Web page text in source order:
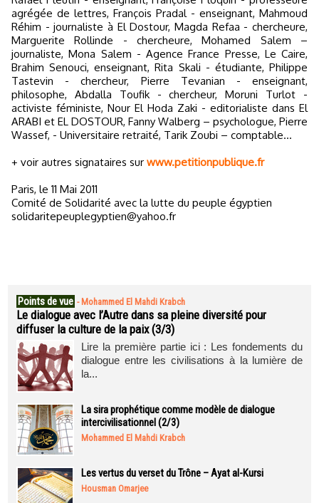
agrégée de lettres, François Pradal - enseignant, Mahmoud
Réhim - journaliste à El Dostour, Magda Refaa - chercheure,
Marguerite Rollinde - chercheure, Mohamed Salem –
journaliste, Mona Salem - Agence France Presse, Le Caire,
Brahim Senouci, enseignant, Rita Skali - étudiante, Philippe
Tastevin - chercheur, Pierre Tevanian - enseignant,
philosophe, Abdalla Toufik - chercheur, Moruni Turlot -
activiste féministe, Nour El Hoda Zaki - editorialiste dans El
ARABI et EL DOSTOUR, Fanny Walberg – psychologue, Pierre
Wassef, - Universitaire retraité, Tarik Zoubi – comptable…
+ voir autres signataires sur www.petitionpublique.fr
Paris, le 11 Mai 2011
Comité de Solidarité avec la lutte du peuple égyptien
solidaritepeuplegyptien@yahoo.fr
Points de vue - Mohammed El Mahdi Krabch
Le dialogue avec l’Autre dans sa pleine diversité pour
diffuser la culture de la paix (3/3)
Lire la première partie ici : Les fondements du
dialogue entre les civilisations à la lumière de
la...
La sira prophétique comme modèle de dialogue
intercivilisationnel (2/3)
Mohammed El Mahdi Krabch
Les vertus du verset du Trône – Ayat al-Kursi
Housman Omarjee